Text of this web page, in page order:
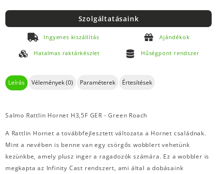
Szolgáltatásaink
Ingyenes kiszállítás Ajándékok
Hatalmas raktárkészlet Hűségpont rendszer
Leírás Vélemények (0) Paraméterek Értesítések
Salmo Rattlin Hornet H3,5F GER - Green Roach
A Rattlin Hornet a továbbfejlesztett változata a Hornet családnak.
Mint a nevében is benne van egy csörgős wobblert vehetünk
kezünkbe, amely plusz inger a ragadozók számára. Ez a wobbler is
megkapta az Infinity Cast rendszert, ami által a dobásaink